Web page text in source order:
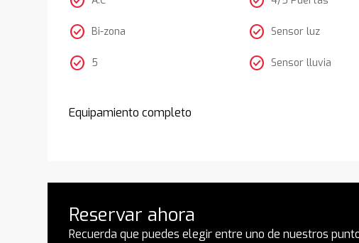
check_circle Bi-zona
check_circle 5
check_circle Sensor luz
check_circle Sensor lluvia
Equipamiento completo
Reservar ahora
Recuerda que puedes elegir entre uno de nuestros